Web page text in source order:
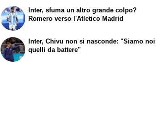
Inter, sfuma un altro grande colpo?
Romero verso l'Atletico Madrid
Inter, Chivu non si nasconde: "Siamo noi
quelli da battere"